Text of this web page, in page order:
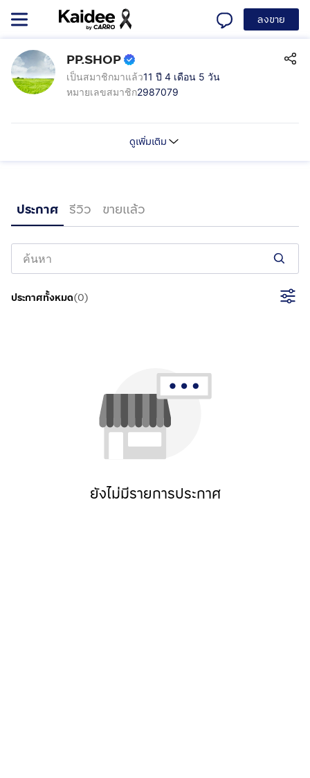
ลงขาย
PP.SHOP
เป็นสมาชิกมาแล้ว11 ปี 4 เดือน 5 วัน
หมายเลขสมาชิก2987079
ดูเพิ่มเติม
ประกาศ รีวิว ขายแล้ว
ประกาศทั้งหมด(0)
ยังไม่มีรายการประกาศ